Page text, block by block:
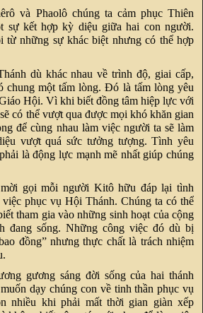
và Phaolô chúng ta cảm phục Thiên
sự kết hợp kỳ diệu giữa hai con người.
từ những sự khác biệt nhưng có thể hợp
dù khác nhau về trình độ, giai cấp,
chung một tấm lòng. Ðó là tấm lòng yêu
Hội. Vì khi biết đồng tâm hiệp lực với
có thể vượt qua được mọi khó khăn gian
để cùng nhau làm việc người ta sẽ làm
vượt quá sức tưởng tượng. Tình yêu
là động lực mạnh mẽ nhất giúp chúng
gọi mỗi người Kitô hữu đáp lại tình
phục vụ Hội Thánh. Chúng ta có thể
tham gia vào những sinh hoạt của cộng
đang sống. Những công việc đó dù bị
đồng” nhưng thực chất là trách nhiệm
gương sáng đời sống của hai thánh
dạy chúng con về tinh thần phục vụ
nhiều khi phải mất thời gian giàn xếp